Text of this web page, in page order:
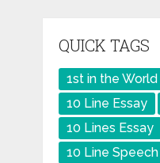
QUICK TAGS
1st in the World
10 Line Essay
10 Lines Essay
10 Line Speech